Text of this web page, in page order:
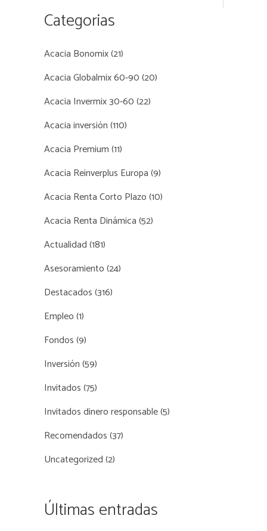
Categorias
Acacia Bonomix(21)
Acacia Globalmix 60-90(20)
Acacia Invermix 30-60(22)
Acacia inversión(110)
Acacia Premium(11)
Acacia Reinverplus Europa(9)
Acacia Renta Corto Plazo(10)
Acacia Renta Dinámica(52)
Actualidad(181)
Asesoramiento(24)
Destacados(316)
Empleo(1)
Fondos(9)
Inversión(59)
Invitados(75)
Invitados dinero responsable(5)
Recomendados(37)
Uncategorized(2)
Últimas entradas